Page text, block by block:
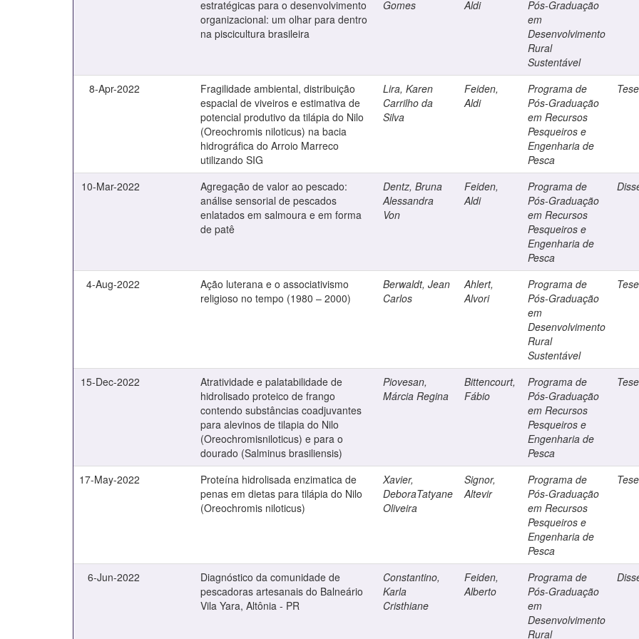
estratégicas para o desenvolvimento
organizacional: um olhar para dentro
na piscicultura brasileira
Gomes Aldi
Pós-Graduação
em
Desenvolvimento
Rural
Sustentável
8-Apr-2022
Fragilidade ambiental, distribuição
espacial de viveiros e estimativa de
potencial produtivo da tilápia do Nilo
(Oreochromis niloticus) na bacia
hidrográfica do Arroio Marreco
utilizando SIG
Lira, Karen
Carrilho da
Silva
Feiden,
Aldi
Programa de
Pós-Graduação
em Recursos
Pesqueiros e
Engenharia de
Pesca
Tese
10-Mar-2022
Agregação de valor ao pescado:
análise sensorial de pescados
enlatados em salmoura e em forma
de patê
Dentz, Bruna
Alessandra
Von
Feiden,
Aldi
Programa de
Pós-Graduação
em Recursos
Pesqueiros e
Engenharia de
Pesca
4-Aug-2022
Ação luterana e o associativismo
religioso no tempo (1980 – 2000)
Berwaldt, Jean
Carlos
Ahlert,
Alvori
Programa de
Pós-Graduação
em
Desenvolvimento
Rural
Sustentável
Tese
15-Dec-2022
Atratividade e palatabilidade de
hidrolisado proteico de frango
contendo substâncias coadjuvantes
para alevinos de tilapia do Nilo
(Oreochromisniloticus) e para o
dourado (Salminus brasiliensis)
Piovesan,
Márcia Regina
Bittencourt,
Fábio
Programa de
Pós-Graduação
em Recursos
Pesqueiros e
Engenharia de
Pesca
Tese
17-May-2022
Proteína hidrolisada enzimatica de
penas em dietas para tilápia do Nilo
(Oreochromis niloticus)
Xavier,
DeboraTatyane
Oliveira
Signor,
Altevir
Programa de
Pós-Graduação
em Recursos
Pesqueiros e
Engenharia de
Pesca
Tese
6-Jun-2022
Diagnóstico da comunidade de
pescadoras artesanais do Balneário
Vila Yara, Altônia - PR
Constantino,
Karla
Cristhiane
Feiden,
Alberto
Programa de
Pós-Graduação
em
Desenvolvimento
Rural